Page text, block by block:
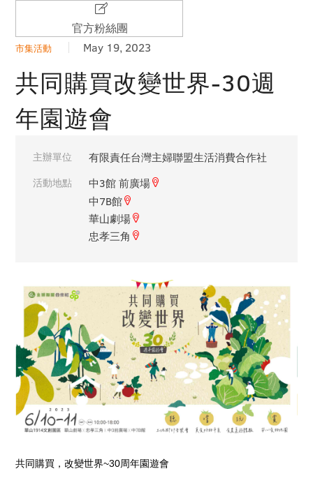
官方粉絲團
市集活動 May 19, 2023
共同購買改變世界-30週
年園遊會
主辦單位 有限責任台灣主婦聯盟生活消費合作社
活動地點
中3館 前廣場
中7B館
華山劇場
忠孝三角
共同購買，改變世界~30周年園遊會